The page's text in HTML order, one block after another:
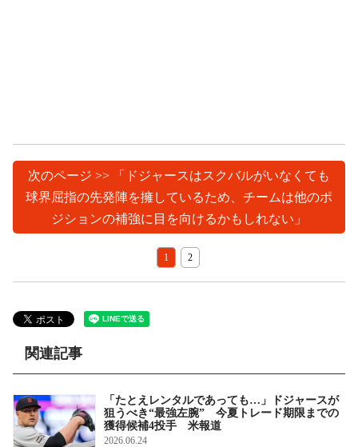
次のページ >> 「ドジャースはスクバルがいなくても
球界屈指の先発陣を擁しているため、チームは他のポ
ジションの補強に目を向けるかもしれない」
1 2
関連記事
「たとえレンタルであっても…」ドジャースが
狙うべき“最強左腕” 今夏トレード期限までの
獲得候補4投手 米報道
2026.06.24